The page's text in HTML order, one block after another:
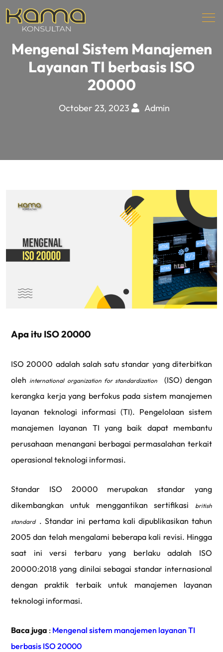
Mengenal Sistem Manajemen
Layanan TI berbasis ISO
20000
October 23, 2023 Admin
Apa itu ISO 20000
ISO 20000 adalah salah satu standar yang diterbitkan
oleh international organization for standardization
(ISO) dengan
kerangka kerja yang berfokus pada sistem manajemen
layanan teknologi informasi (TI). Pengelolaan sistem
manajemen layanan TI yang baik dapat membantu
perusahaan menangani berbagai permasalahan terkait
operasional teknologi informasi.
Standar ISO 20000 merupakan standar yang
dikembangkan untuk menggantikan sertifikasi
british
standard . Standar ini pertama kali dipublikasikan tahun
2005 dan telah mengalami beberapa kali revisi. Hingga
saat ini versi terbaru yang berlaku adalah ISO
20000:2018 yang dinilai sebagai standar internasional
dengan praktik terbaik untuk manajemen layanan
teknologi informasi.
Baca juga : Mengenal sistem manajemen layanan TI
berbasis ISO 20000